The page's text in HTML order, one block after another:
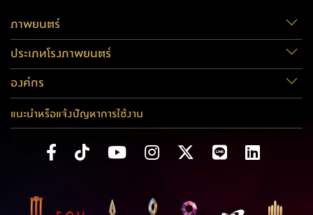
ภาพยนตร์
ประเภทโรงภาพยนตร์
องค์กร
แนะนำหรือแจ้งปัญหาการใช้งาน